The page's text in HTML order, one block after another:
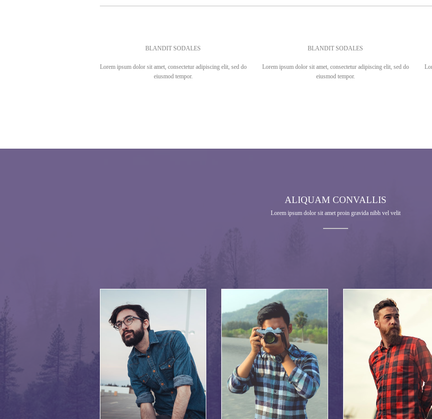
BLANDIT SODALES
Lorem ipsum dolor sit amet, consectetur adipiscing elit, sed do
eiusmod tempor.
BLANDIT SODALES
Lorem ipsum dolor sit amet, consectetur adipiscing elit, sed do
eiusmod tempor.
ALIQUAM CONVALLIS
Lorem ipsum dolor sit amet proin gravida nibh vel velit